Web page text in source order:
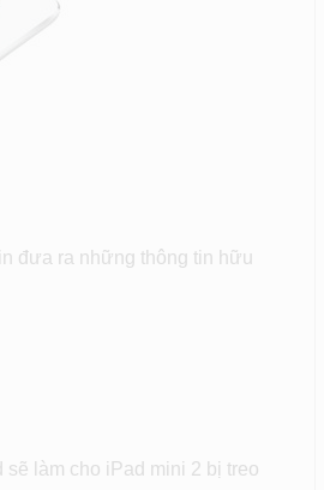
đưa ra những thông tin hữu
làm cho iPad mini 2 bị treo